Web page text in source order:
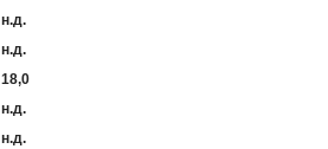
н.д.
н.д.
18,0
н.д.
н.д.